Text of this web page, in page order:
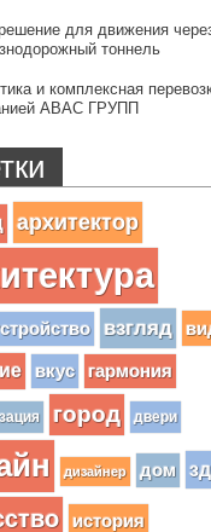
для движения
тоннель
и комплексная
АВАС ГРУПП
архитектор
взгляд
вкус гармония
город двери
дизайнер дом
история